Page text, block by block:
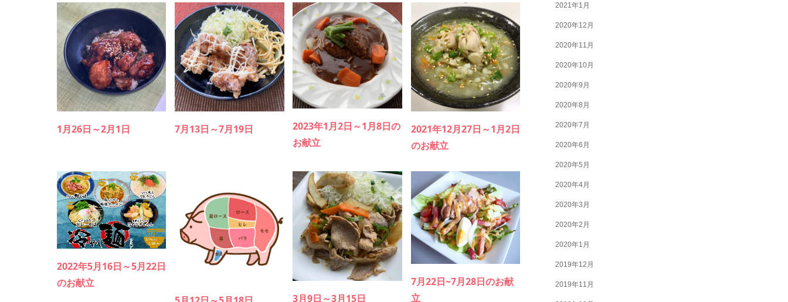
1月26日～2月1日 7月13日～7月19日
2023年1月2日～1月8日の
お献立
2021年12月27日～1月2日
のお献立
2022年5月16日～5月22日
のお献立
3月9日～3月15日
7月22日~7月28日のお献
立
2021年1月
2020年12月
2020年11月
2020年10月
2020年9月
2020年8月
2020年7月
2020年6月
2020年5月
2020年4月
2020年3月
2020年2月
2020年1月
2019年12月
2019年11月